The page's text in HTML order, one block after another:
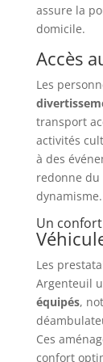
assure la
domicile.
Accès
Les
transport
activités
à des
redonne
dynamisme.
Un
Les
Argenteuil
équipés,
Ces
confort